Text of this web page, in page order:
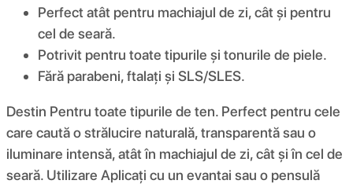
Perfect atât pentru machiajul de zi, cât și pentru
cel de seară.
Potrivit pentru toate tipurile și tonurile de piele.
Fără parabeni, ftalați și SLS/SLES.
Destin Pentru toate tipurile de ten. Perfect pentru cele
care caută o strălucire naturală, transparentă sau o
iluminare intensă, atât în ​​machiajul de zi, cât și în cel de
seară. Utilizare Aplicați cu un evantai sau o pensulă